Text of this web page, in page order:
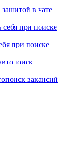
в чате
при поиске
вакансий